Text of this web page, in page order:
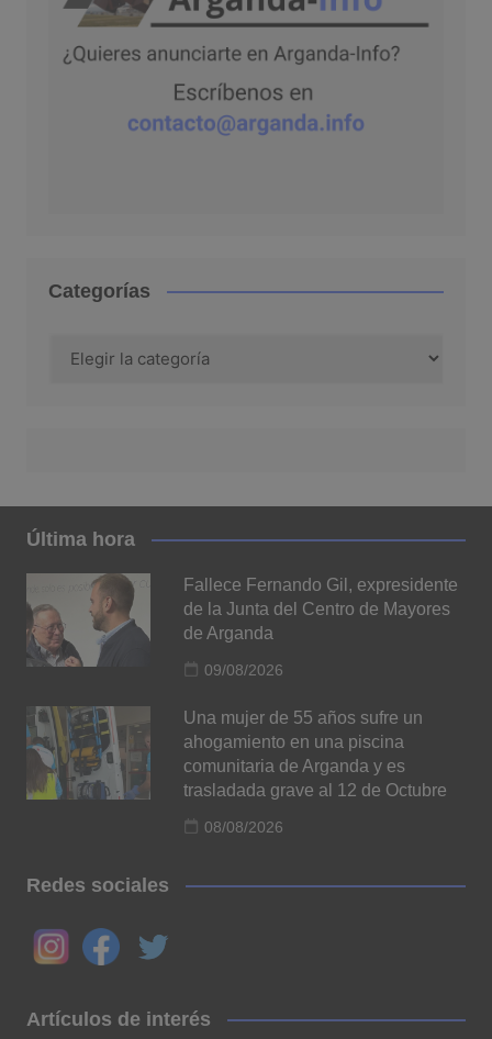
Categorías
Última hora
Fallece Fernando Gil, expresidente
de la Junta del Centro de Mayores
de Arganda
09/08/2026
Una mujer de 55 años sufre un
ahogamiento en una piscina
comunitaria de Arganda y es
trasladada grave al 12 de Octubre
08/08/2026
Redes sociales
Artículos de interés